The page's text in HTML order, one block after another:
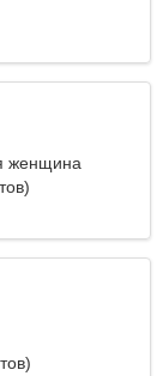
женщина